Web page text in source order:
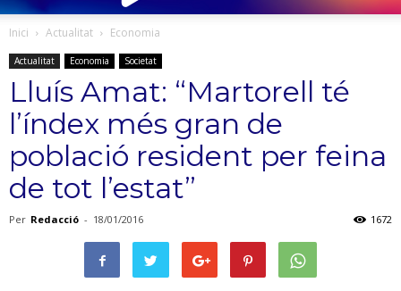
Inici Actualitat Economia
Actualitat Economia Societat
Lluís Amat: “Martorell té
l’índex més gran de
població resident per feina
de tot l’estat”
Per Redacció - 18/01/2016 1672